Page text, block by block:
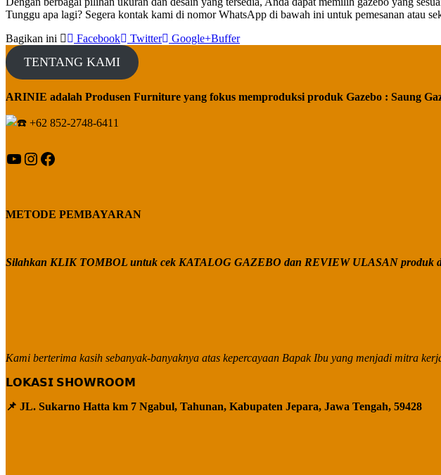
Tunggu apa lagi? Segera kontak kami di nomor WhatsApp di bawah ini untuk pemesanan atau
Bagikan ini
Facebook Twitter Google+Buffer
TENTANG KAMI
ARINIE adalah Produsen Furniture yang fokus memproduksi produk Gazebo : Saung
+62 852-2748-6411
YouTube
Instagram
Facebook
METODE PEMBAYARAN
Silahkan KLIK TOMBOL untuk cek KATALOG GAZEBO dan REVIEW ULASAN produk
Kami berterima kasih sebanyak-banyaknya atas kepercayaan Bapak Ibu yang menjadi mitra
𝗟𝗢𝗞𝗔𝗦𝗜 𝗦𝗛𝗢𝗪𝗥𝗢𝗢𝗠
📌 JL. Sukarno Hatta km 7 Ngabul, Tahunan, Kabupaten Jepara, Jawa Tengah, 59428